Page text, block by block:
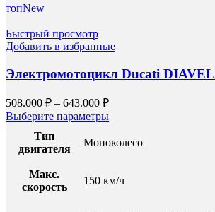
топNew
Быстрый просмотр
Добавить в избранные
Электромотоцикл Ducati DIAVEL
508.000 ₽ – 643.000 ₽
Выберите параметры
Тип
двигателя
Моноколесо
Макс.
скорость
150 км/ч